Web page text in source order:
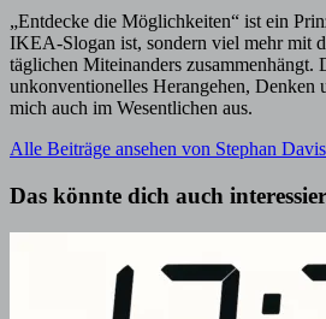
„Entdecke die Möglichkeiten“ ist ein
IKEA-Slogan ist, sondern viel mehr mit
täglichen Miteinanders zusammenhängt.
unkonventionelles Herangehen, Denken
mich auch im Wesentlichen aus.
Alle Beiträge ansehen von Stephan
Das könnte dich auch